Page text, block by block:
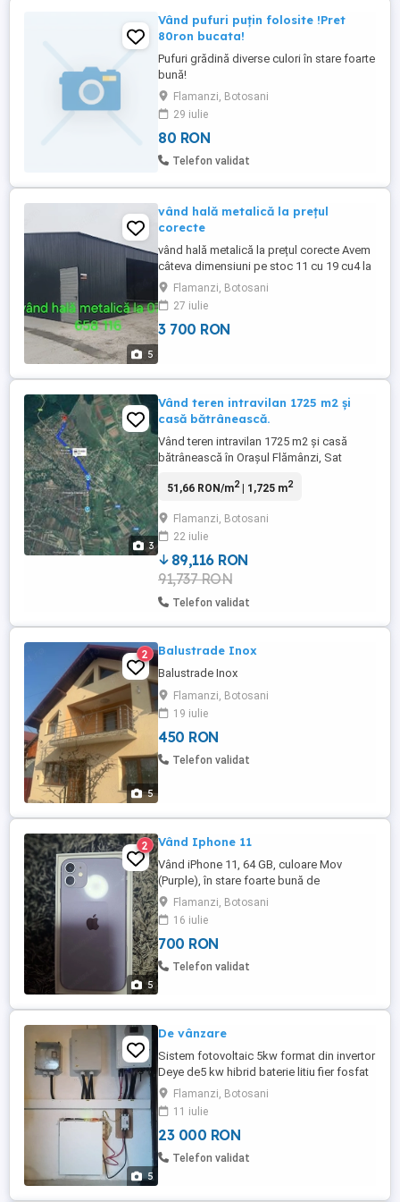
Vând pufuri puțin folosite !Pret
80ron bucata!
Pufuri grădină diverse culori în stare foarte
bună!
Flamanzi, Botosani
29 iulie
80 RON
Telefon validat
5
vând hală metalică la prețul
corecte
vând hală metalică la prețul corecte Avem
câteva dimensiuni pe stoc 11 cu 19 cu4 la
streașină 8 cu 35 cu patru la streașină 14
cu 45 cu la streașină mai multe detalii la
număr de telefon
Flamanzi, Botosani
27 iulie
3 700 RON
3
Vând teren intravilan 1725 m2 și
casă bătrânească.
Vând teren intravilan 1725 m2 și casă
bătrânească în Orașul Flămânzi, Sat
pomi fructiferi și sol fertil, potrivit pentru
negociabil! Telefon Costache TORODOC -
Trimiteți mesaj privat!
51,66 RON/m2| 1,725 m2
Flamanzi, Botosani
22 iulie
89,116 RON
91,737 RON
Telefon validat
5
2 Balustrade Inox
Balustrade Inox
Flamanzi, Botosani
19 iulie
450 RON
Telefon validat
5
2 Vând Iphone 11
Vând iPhone 11, 64 GB, culoare Mov
(Purple), în stare foarte bună de
funcționare. Telefonul arată bine, cu urme
normale de utilizare, iar ecranul și
camerele par intacte din fotografii. Se
livrează în cutia originală, exact cum se
vede în poze. Specificații: Capacitate: 64
Flamanzi, Botosani
16 iulie
700 RON
Telefon validat
5
De vânzare
Sistem fotovoltaic 5kw format din invertor
Deye de5 kw hibrid baterie litiu fier fosfat
și 12 panouri fotovoltaice de 380wati kitul
este nou detalii la telefon
Flamanzi, Botosani
11 iulie
23 000 RON
Telefon validat